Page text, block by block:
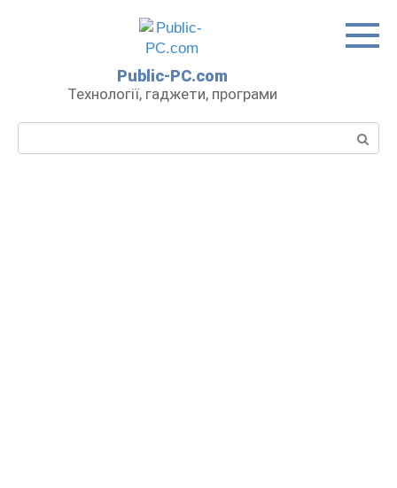
Public-PC.com
Технології, гаджети, програми